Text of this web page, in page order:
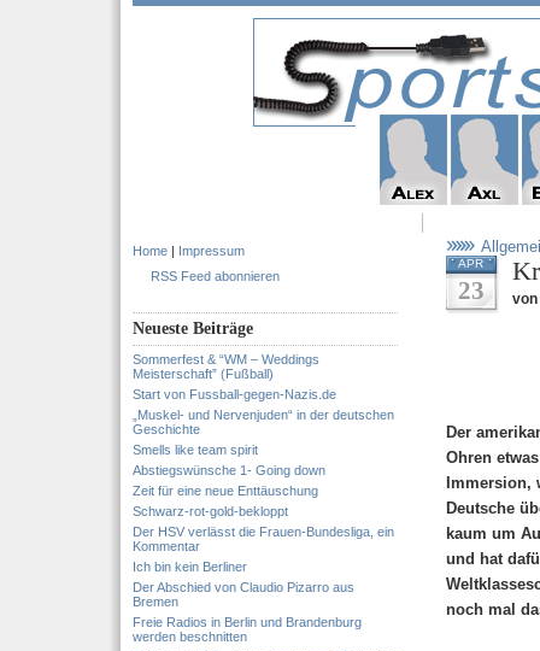
Home | Impressum
RSS Feed abonnieren
Neueste Beiträge
Sommerfest & “WM – Weddings
Meisterschaft” (Fußball)
Start von Fussball-gegen-Nazis.de
„Muskel- und Nervenjuden“ in der deutschen
Geschichte
Smells like team spirit
Abstiegswünsche 1- Going down
Zeit für eine neue Enttäuschung
Schwarz-rot-gold-bekloppt
Der HSV verlässt die Frauen-Bundesliga, ein
Kommentar
Ich bin kein Berliner
Der Abschied von Claudio Pizarro aus
Bremen
Freie Radios in Berlin und Brandenburg
werden beschnitten
APR
23
Der
Ohren
Immersion,
Deutsche
kaum um
und hat
noch mal